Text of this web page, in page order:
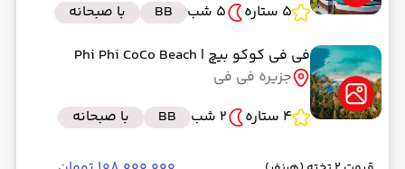
5 ستاره
5 شب BB
با صبحانه
فی فی کوکو بیچ | Phi Phi CoCo Beach
جزیره فی فی
4 ستاره
2 شب BB با صبحانه